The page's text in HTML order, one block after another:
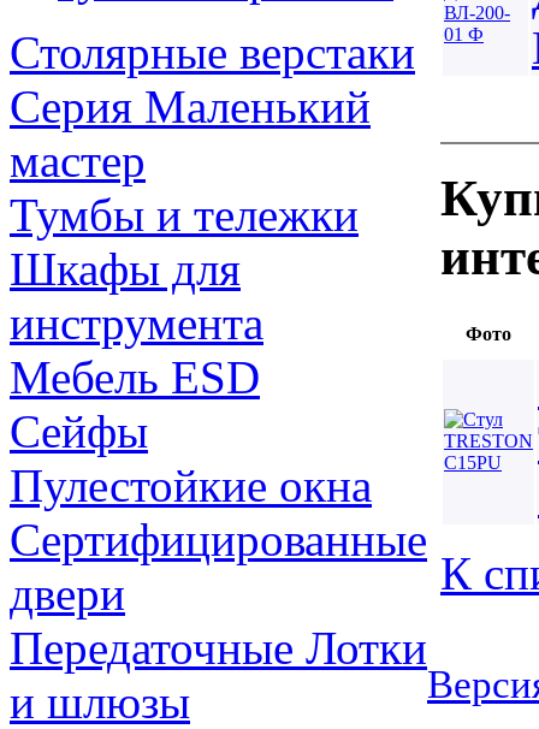
Столярные верстаки
Серия Маленький
мастер
Тумбы и тележки
Шкафы для
инструмента
Мебель ESD
Сейфы
Пулестойкие окна
Сертифицированные
двери
Передаточные Лотки
и шлюзы
Фото
К